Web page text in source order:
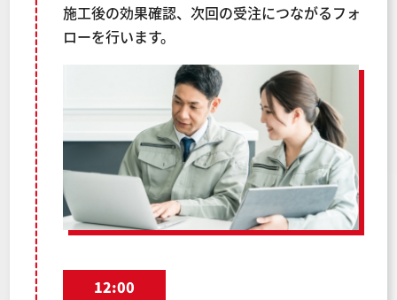
施工後の効果確認、次回の受注につながるフォ
ローを行います。
12:00